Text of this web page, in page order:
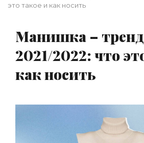
это такое и как носить
Манишка –
2021/2022: что
как носить